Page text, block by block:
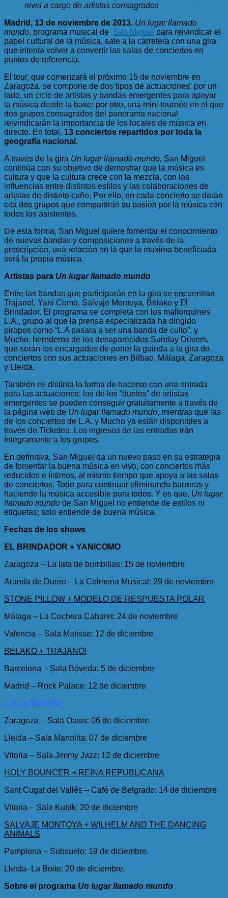
nivel a cargo de artistas consagrados
Madrid, 13 de noviembre de 2013. Un lugar llamado
mundo, programa musical de San Miguel para reivindicar el
papel cultural de la música, sale a la carretera con una gira
que intenta volver a convertir las salas de conciertos en
puntos de referencia.
El tour, que comenzará el próximo 15 de noviembre en
Zaragoza, se compone de dos tipos de actuaciones: por un
lado, un ciclo de artistas y bandas emergentes para apoyar
la música desde la base; por otro, una mini tournée en el que
dos grupos consagrados del panorama nacional
reivindicarán la importancia de los locales de música en
directo. En total, 13 conciertos repartidos por toda la
geografía nacional.
A través de la gira Un lugar llamado mundo, San Miguel
continúa con su objetivo de demostrar que la música es
cultura y que la cultura crece con la mezcla, con las
influencias entre distintos estilos y las colaboraciones de
artistas de distinto cuño. Por ello, en cada concierto se darán
cita dos grupos que compartirán su pasión por la música con
todos los asistentes.
De esta forma, San Miguel quiere fomentar el conocimiento
de nuevas bandas y composiciones a través de la
prescripción, una relación en la que la máxima beneficiada
será la propia música.
Artistas para Un lugar llamado mundo
Entre las bandas que participarán en la gira se encuentran
Trajano!, Yani Como, Salvaje Montoya, Belako y El
Brindador. El programa se completa con los mallorquines
L.A., grupo al que la prensa especializada ha dirigido
piropos como “L.A pasara a ser una banda de culto”, y
Mucho, herederos de los desaparecidos Sunday Drivers,
que serán los encargados de poner la guinda a la gira de
conciertos con sus actuaciones en Bilbao, Málaga, Zaragoza
y Lleida.
También es distinta la forma de hacerse con una entrada
para las actuaciones: las de los “duetos” de artistas
emergentes se pueden conseguir gratuitamente a través de
la página web de Un lugar llamado mundo, mientras que las
de los conciertos de L.A. y Mucho ya están disponibles a
través de Ticketea. Los ingresos de las entradas irán
íntegramente a los grupos.
En definitiva, San Miguel da un nuevo paso en su estrategia
de fomentar la buena música en vivo, con conciertos más
reducidos e íntimos, al mismo tiempo que apoya a las salas
de conciertos. Todo para continuar eliminando barreras y
haciendo la música accesible para todos. Y es que, Un lugar
llamado mundo de San Miguel no entiende de estilos ni
etiquetas; solo entiende de buena música.
Fechas de los shows
EL BRINDADOR + YANICOMO
Zaragoza – La lata de bombillas: 15 de noviembre
Aranda de Duero – La Colmena Musical: 29 de noviembre
STONE PILLOW + MODELO DE RESPUESTA POLAR
Málaga – La Cochera Cabaret: 24 de noviembre
Valencia – Sala Matisse: 12 de diciembre
BELAKO + TRAJANO!
Barcelona – Sala Bóveda: 5 de diciembre
Madrid – Rock Palace: 12 de diciembre
L.A. & MUCHO
Zaragoza – Sala Oasis: 06 de diciembre
Lleida – Sala Manolita: 07 de diciembre
Vitoria – Sala Jimmy Jazz: 12 de diciembre
HOLY BOUNCER + REINA REPUBLICANA
Sant Cugat del Vallés – Café de Belgrado: 14 de diciembre
Vitoria – Sala Kubik: 20 de diciembre
SALVAJE MONTOYA + WILHELM AND THE DANCING
ANIMALS
Pamplona – Subsuelo: 19 de diciembre.
Lleida- La Boite: 20 de diciembre.
Sobre el programa Un lugar llamado mundo